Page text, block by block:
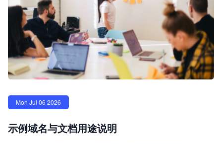
Mon Jul 06 2026
示例域名与文档用途说明